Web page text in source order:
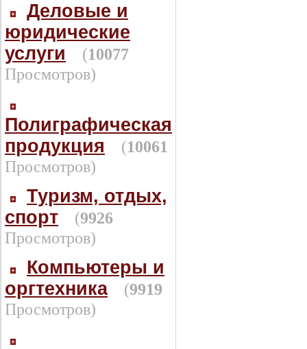
Деловые и
юридические
услуги
(10077
Просмотров)
Полиграфическая
продукция
(10061
Просмотров)
Туризм, отдых,
спорт
(9926
Просмотров)
Компьютеры и
оргтехника
(9919
Просмотров)